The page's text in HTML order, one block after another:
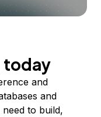
today
and
and
to build,